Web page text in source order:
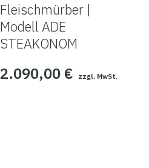
Fleischmürber |
Modell ADE
STEAKONOM
2.090,00 € zzgl. MwSt.